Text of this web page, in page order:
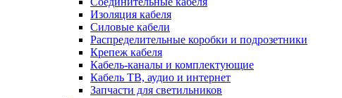
Изоляция кабеля
Силовые кабели
Распределительные коробки и подрозетники
Крепеж кабеля
Кабель-каналы и комплектующие
Кабель ТВ, аудио и интернет
Запчасти для светильников